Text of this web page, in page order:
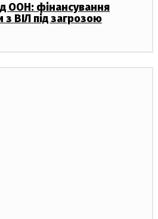
ООН: фінансування
ВІЛ під загрозою